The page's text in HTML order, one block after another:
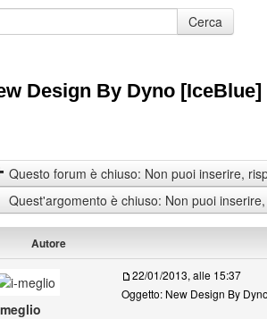
nel forum
Cerca
Design By Dyno [IceBlue]
Questo forum è chiuso: Non puoi inserire,
Quest'argomento è chiuso: Non puoi
Autore
22/01/2013, alle 15:37
Oggetto: New Design By